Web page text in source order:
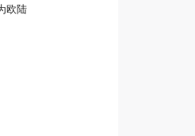
欧陆